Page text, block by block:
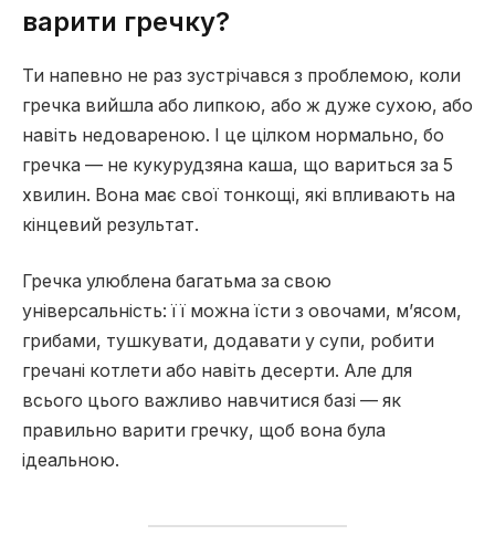
варити гречку?
Ти напевно не раз зустрічався з проблемою, коли
гречка вийшла або липкою, або ж дуже сухою, або
навіть недовареною. І це цілком нормально, бо
гречка — не кукурудзяна каша, що вариться за 5
хвилин. Вона має свої тонкощі, які впливають на
кінцевий результат.
Гречка улюблена багатьма за свою
універсальність: її можна їсти з овочами, м’ясом,
грибами, тушкувати, додавати у супи, робити
гречані котлети або навіть десерти. Але для
всього цього важливо навчитися базі — як
правильно варити гречку, щоб вона була
ідеальною.